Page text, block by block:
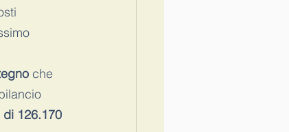
che
di 126.170